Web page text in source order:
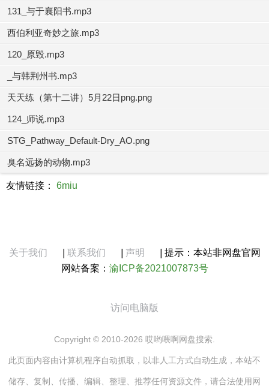
131_与于襄阳书.mp3
西伯利亚奇妙之旅.mp3
120_原毁.mp3
_与韩荆州书.mp3
天天练（第十二讲）5月22日png.png
124_师说.mp3
STG_Pathway_Default-Dry_AO.png
臭名远扬的动物.mp3
友情链接： 6miu
关于我们 联系我们 声明
提示：本站非网盘官网
网站备案： 渝ICP备2021007873号
访问电脑版
Copyright © 2010-2026 哎哟喂啊网盘搜索.
此页面内容由计算机程序自动抓取，以非人工方式自动生成，本站不
储存、复制、传播、编辑、整理、推荐任何资源文件，请合法使用网